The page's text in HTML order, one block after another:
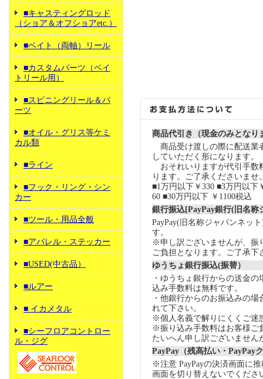
■キャスティングロッド
（ショア＆オフショアetc.）
■ベイト（両軸）リール
■カスタムパーツ（ベイ
トリール用）
■スピニングリール＆パ
ーツ
■オイル・グリス等ケミ
カル類
■ライン
■フック・リング・シン
カー
■ツール・用品全般
■アパレル・ステッカー
■USED(中古品）
■ルアー
■ イカメタル
■シーフロアコントロー
ル・ジグ
商品代引き（現金のみとなり
商品受け渡しの際に配送業
していただく形になります。
おそれいりますが代引手数
ります。ご了承くださいませ
■1万円以下￥330 ■3万円以下
60 ■30万円以下 ￥1100税込
銀行振込[PayPay銀行(旧名称
PayPay(旧名称ジャパンネッ
す。
※申し訳ございませんが、振
ご負担となります。ご了承下
ゆうちょ銀行振込(振替）
・ゆうちょ銀行からの送金
込み手数料は無料です。
・他銀行からのお振込みの場
れて下さい。
※個人名義で解りにくくご迷
※振り込み手数料はお客様ご
たいへん申し訳ございません
PayPay（残高払い・PayPay
※注意 PayPayの決済画面に
画面を切り替えないでくださ